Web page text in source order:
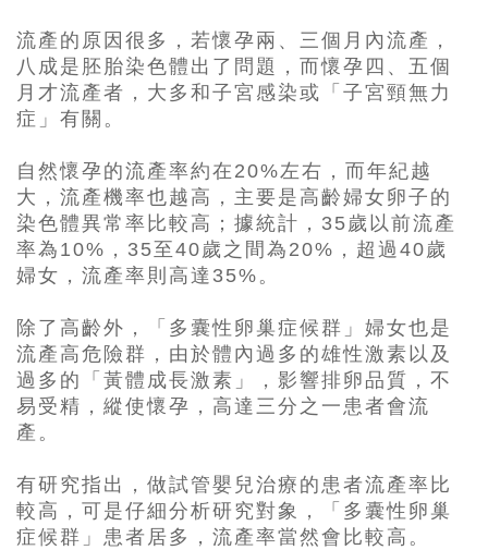
流產的原因很多，若懷孕兩、三個月內流產，
八成是胚胎染色體出了問題，而懷孕四、五個
月才流產者，大多和子宮感染或「子宮頸無力
症」有關。
自然懷孕的流產率約在20%左右，而年紀越
大，流產機率也越高，主要是高齡婦女卵子的
染色體異常率比較高；據統計，35歲以前流產
率為10%，35至40歲之間為20%，超過40歲
婦女，流產率則高達35%。
除了高齡外，「多囊性卵巢症候群」婦女也是
流產高危險群，由於體內過多的雄性激素以及
過多的「黃體成長激素」，影響排卵品質，不
易受精，縱使懷孕，高達三分之一患者會流
產。
有研究指出，做試管嬰兒治療的患者流產率比
較高，可是仔細分析研究對象，「多囊性卵巢
症候群」患者居多，流產率當然會比較高。